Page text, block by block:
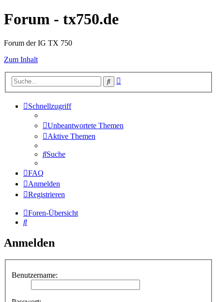
Forum - tx750.de
Forum der IG TX 750
Zum Inhalt
Suche
Schnellzugriff
Unbeantwortete Themen
Aktive Themen
Suche
FAQ
Anmelden
Registrieren
Foren-Übersicht
Suche
Anmelden
Benutzername: